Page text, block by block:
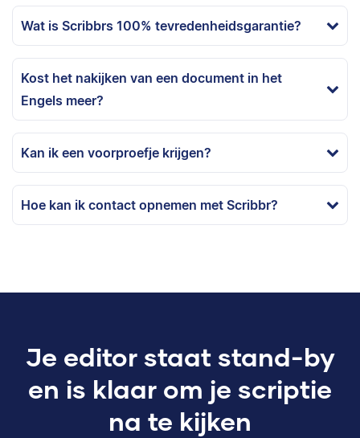
Wat is Scribbrs 100% tevredenheidsgarantie?
Kost het nakijken van een document in het
Engels meer?
Kan ik een voorproefje krijgen?
Hoe kan ik contact opnemen met Scribbr?
Je editor staat stand-by
en is klaar om je scriptie
na te kijken